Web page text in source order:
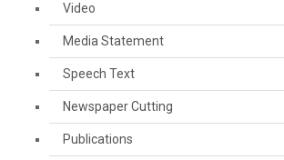
Video
Media Statement
Speech Text
Newspaper Cutting
Publications